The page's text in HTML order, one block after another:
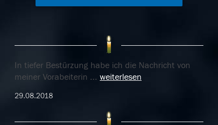
In tiefer Bestürzung habe ich die Nachricht von
meiner Vorabeiterin ... weiterlesen
29.08.2018